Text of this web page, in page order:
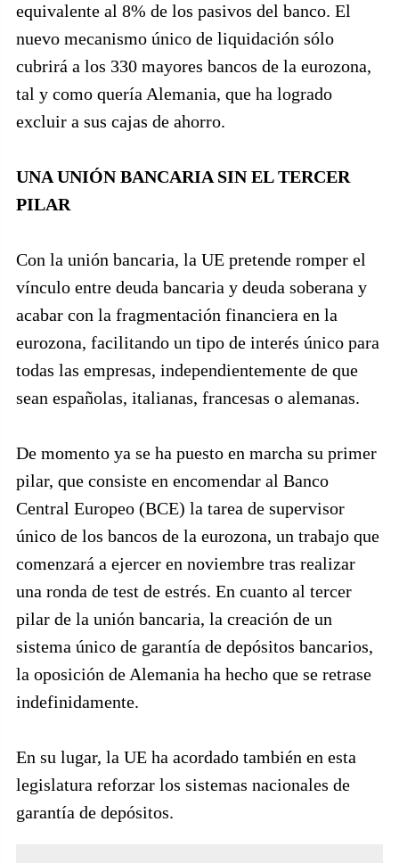
equivalente al 8% de los pasivos del banco. El
nuevo mecanismo único de liquidación sólo
cubrirá a los 330 mayores bancos de la eurozona,
tal y como quería Alemania, que ha logrado
excluir a sus cajas de ahorro.
UNA UNIÓN BANCARIA SIN EL TERCER
PILAR
Con la unión bancaria, la UE pretende romper el
vínculo entre deuda bancaria y deuda soberana y
acabar con la fragmentación financiera en la
eurozona, facilitando un tipo de interés único para
todas las empresas, independientemente de que
sean españolas, italianas, francesas o alemanas.
De momento ya se ha puesto en marcha su primer
pilar, que consiste en encomendar al Banco
Central Europeo (BCE) la tarea de supervisor
único de los bancos de la eurozona, un trabajo que
comenzará a ejercer en noviembre tras realizar
una ronda de test de estrés. En cuanto al tercer
pilar de la unión bancaria, la creación de un
sistema único de garantía de depósitos bancarios,
la oposición de Alemania ha hecho que se retrase
indefinidamente.
En su lugar, la UE ha acordado también en esta
legislatura reforzar los sistemas nacionales de
garantía de depósitos.